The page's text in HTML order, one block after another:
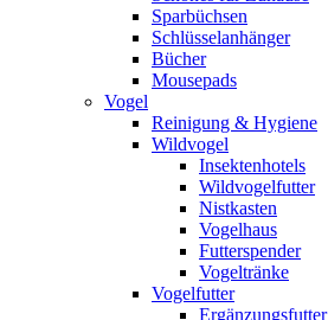
Sparbüchsen
Schlüsselanhänger
Bücher
Mousepads
Vogel
Reinigung & Hygiene
Wildvogel
Insektenhotels
Wildvogelfutter
Nistkasten
Vogelhaus
Futterspender
Vogeltränke
Vogelfutter
Ergänzungsfutter